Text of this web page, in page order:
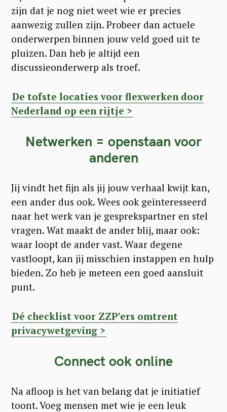
zijn dat je nog niet weet wie er precies
aanwezig zullen zijn. Probeer dan actuele
onderwerpen binnen jouw veld goed uit te
pluizen. Dan heb je altijd een
discussieonderwerp als troef.
De tofste locaties voor flexwerken door
Nederland op een rijtje >
Netwerken = openstaan voor
anderen
Jij vindt het fijn als jij jouw verhaal kwijt kan,
een ander dus ook. Wees ook geïnteresseerd
naar het werk van je gesprekspartner en stel
vragen. Wat maakt de ander blij, maar ook:
waar loopt de ander vast. Waar degene
vastloopt, kan jij misschien instappen en hulp
bieden. Zo heb je meteen een goed aansluit
punt.
Dé checklist voor ZZP’ers omtrent
privacywetgeving >
Connect ook online
Na afloop is het van belang dat je initiatief
toont. Voeg mensen met wie je een leuk